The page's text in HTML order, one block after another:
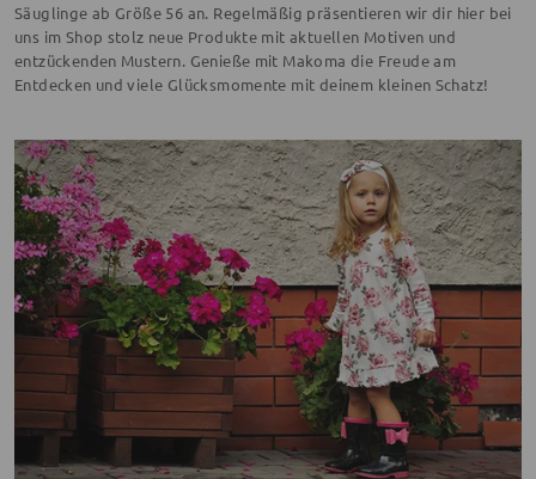
Säuglinge ab Größe 56 an. Regelmäßig präsentieren wir dir hier bei
uns im Shop stolz neue Produkte mit aktuellen Motiven und
entzückenden Mustern. Genieße mit Makoma die Freude am
Entdecken und viele Glücksmomente mit deinem kleinen Schatz!